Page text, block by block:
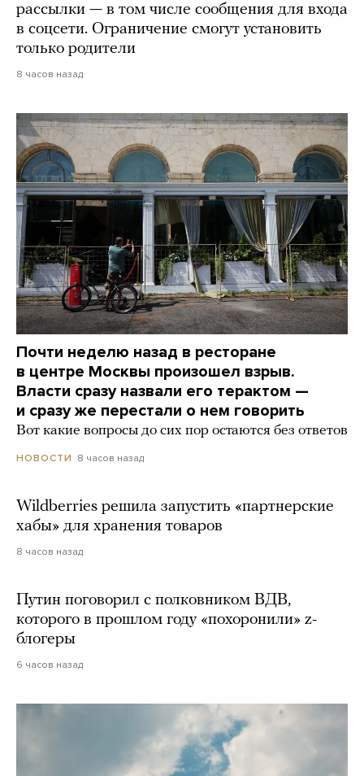
рассылки — в том числе сообщения для входа
в соцсети. Ограничение смогут установить
только родители
8 часов назад
Почти неделю назад в ресторане
в центре Москвы произошел взрыв.
Власти сразу назвали его терактом —
и сразу же перестали о нем говорить
Вот какие вопросы до сих пор остаются без ответов
НОВОСТИ 8 часов назад
Wildberries решила запустить «партнерские
хабы» для хранения товаров
8 часов назад
Путин поговорил с полковником ВДВ,
которого в прошлом году «похоронили» z-
блогеры
6 часов назад